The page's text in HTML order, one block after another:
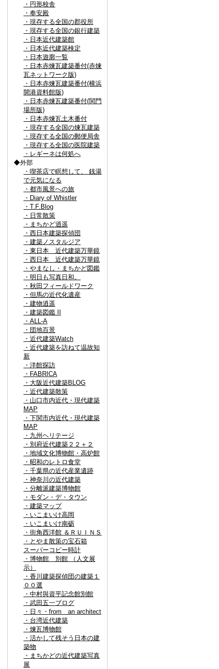
・円形校舎
・奉安殿
・現存する全国の郡役所
・現存する全国の銀行建築
・日本近代建築館
・日本近代建築検定
・日本遊廓一覧
・日本赤煉瓦建築番付(赤煉
瓦ネットワーク版)
・日本赤煉瓦建築番付(横浜
開港資料館版)
・日本赤煉瓦建築番付(関門
場所版)
・日本赤煉瓦土木番付
・現存する全国の煉瓦建築
・現存する全国の郵便局舎
・現存する全国の医院建築
・レギーネは何処へ
◆外部
・喫茶店で瞑想して、 銭湯
で元気になる
・都市風景への旅
・Diary of Whistler
・T.F.Blog
・日常散策
・まちかど逍遥
・西日本建築探偵団
・建築ノスタルジア
・東日本 近代建築万華鏡
・西日本 近代建築万華鏡
・やまなし・まちかど図鑑
・明日も写真日和。
・秋田フィールドワーク
・但馬の近代化遺産
・建物逍遥
・建築図鑑 II
・ALL-A
・団地百景
・近代建築Watch
・近代建築を訪ねて温故知
新
・洋館探訪
・FABRICA
・大阪近代建築BLOG
・近代建築散策
・山口市内近代・現代建築
MAP
・下関市内近代・現代建築
MAP
・九州ヘリテージ
・別府近代建築２２＋２
・地域文化博物館・高炉館
・昭和のレトロ食堂
・千葉県の近代産業遺跡
・神奈川の近代建築
・分離派建築博物館
・モダン・デ・タウン
・建築マップ
・いこまいけ高岡
・いこまいけ南砺
・街角西洋館 ＆ＲＵＩＮＳ
・とやま散策の宝石箱
スーパーコピー時計
・博物館 別館 （人文展
示）
・香川建築探偵団の建築１
００選
・中村與資平記念館別館
・武田五一ブログ
・日々・from an architect
・台湾近代建築
・煉瓦博物館
・活かして残そう日本の建
築物
・まちかどの近代建築写真
展